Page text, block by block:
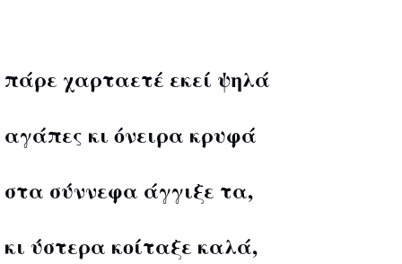
πάρε χαρταετέ εκεί ψηλά
αγάπες κι όνειρα κρυφά
στα σύννεφα άγγιξε τα,
κι ύστερα κοίταξε καλά,